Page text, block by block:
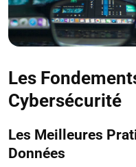
Les
Cybersécurité
Les Meilleures
Données